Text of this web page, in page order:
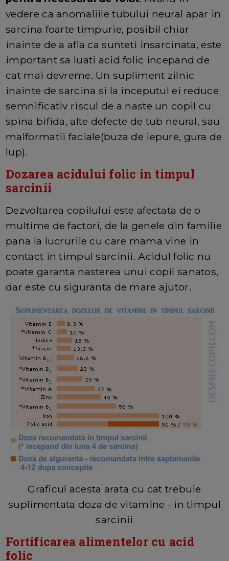
vedere ca anomaliile tubului neural apar in
sarcina foarte timpurie, posibil chiar
inainte de a afla ca sunteti insarcinata, este
important sa luati acid folic incepand de
cat mai devreme. Un supliment zilnic
inainte de sarcina si la inceputul ei reduce
semnificativ riscul de a naste un copil cu
spina bifida, alte defecte de tub neural, sau
malformatii faciale(buza de iepure, gura de
lup).
Dozarea acidului folic in timpul
sarcinii
Dezvoltarea copilului este afectata de o
multime de factori, de la genele din familie
pana la lucrurile cu care mama vine in
contact in timpul sarcinii. Acidul folic nu
poate garanta nasterea unui copil sanatos,
dar este cu siguranta de mare ajutor.
Graficul acesta arata cu cat trebuie
suplimentata doza de vitamine - in timpul
sarcinii
Fortificarea alimentelor cu acid
folic